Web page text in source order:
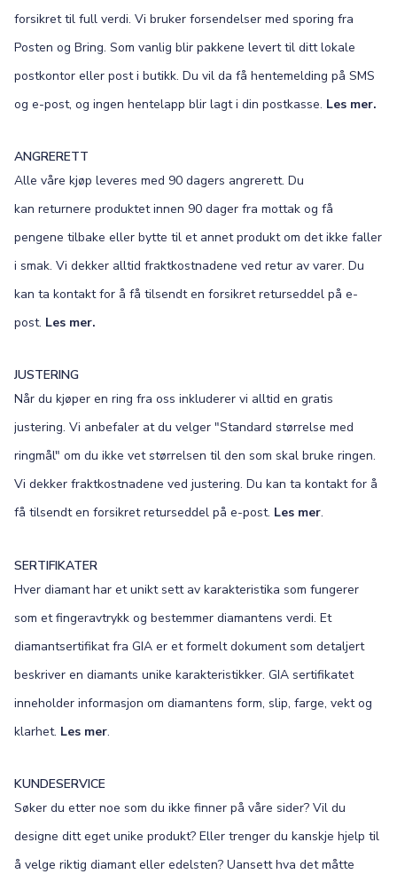
forsikret til full verdi. Vi bruker forsendelser med sporing fra
Posten og Bring. Som vanlig blir pakkene levert til ditt lokale
postkontor eller post i butikk. Du vil da få hentemelding på SMS
og e-post, og ingen hentelapp blir lagt i din postkasse. Les mer.
ANGRERETT
Alle våre kjøp leveres med 90 dagers angrerett. Du
kan returnere produktet innen 90 dager fra mottak og få
pengene tilbake eller bytte til et annet produkt om det ikke faller
i smak. Vi dekker alltid fraktkostnadene ved retur av varer. Du
kan ta kontakt for å få tilsendt en forsikret returseddel på e-
post. Les mer.
JUSTERING
Når du kjøper en ring fra oss inkluderer vi alltid en gratis
justering. Vi anbefaler at du velger "Standard størrelse med
ringmål" om du ikke vet størrelsen til den som skal bruke ringen.
Vi dekker fraktkostnadene ved justering. Du kan ta kontakt for å
få tilsendt en forsikret returseddel på e-post. Les mer.
SERTIFIKATER
Hver diamant har et unikt sett av karakteristika som fungerer
som et fingeravtrykk og bestemmer diamantens verdi. Et
diamantsertifikat fra GIA er et formelt dokument som detaljert
beskriver en diamants unike karakteristikker. GIA sertifikatet
inneholder informasjon om diamantens form, slip, farge, vekt og
klarhet. Les mer.
KUNDESERVICE
Søker du etter noe som du ikke finner på våre sider? Vil du
designe ditt eget unike produkt? Eller trenger du kanskje hjelp til
å velge riktig diamant eller edelsten? Uansett hva det måtte